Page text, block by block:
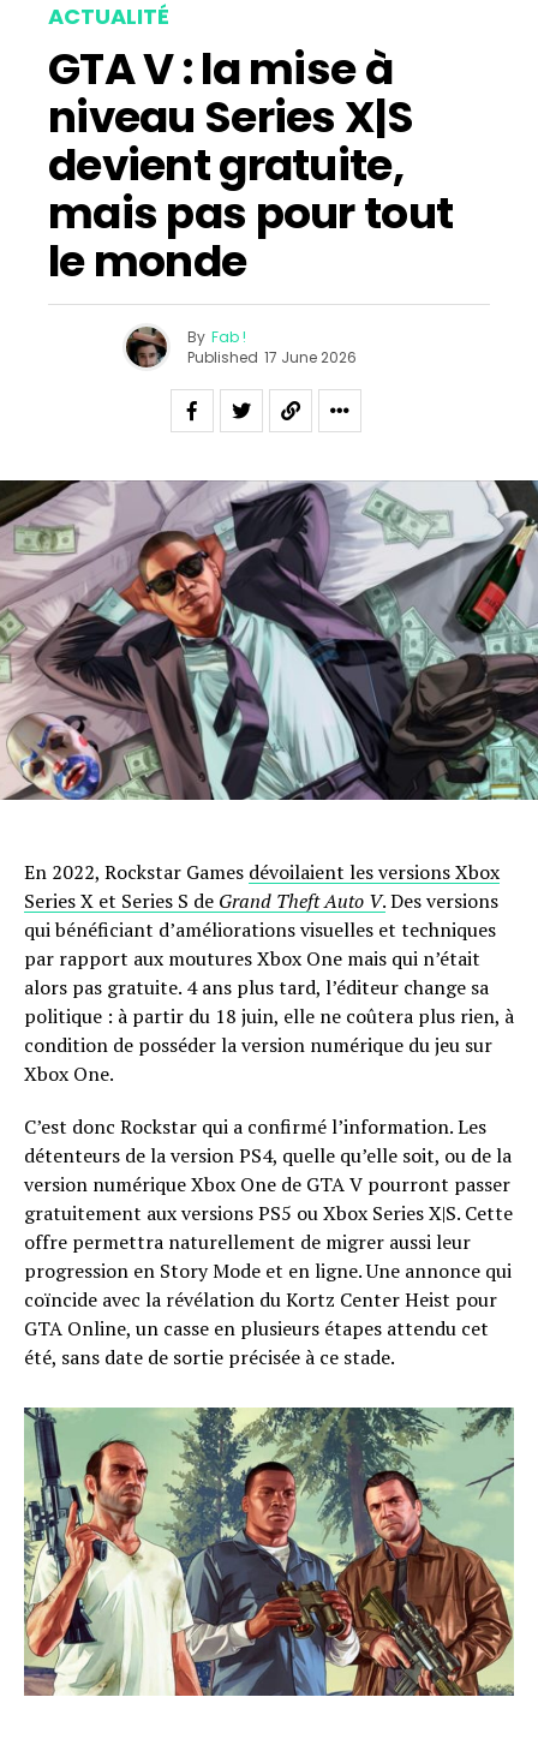
ACTUALITÉ
GTA V : la mise à
niveau Series X|S
devient gratuite,
mais pas pour tout
le monde
By Fab !
Published 17 June 2026
En 2022, Rockstar Games dévoilaient les versions Xbox
Series X et Series S de Grand Theft Auto V.Des versions
qui bénéficiant d’améliorations visuelles et techniques
par rapport aux moutures Xbox One mais qui n’était
alors pas gratuite. 4 ans plus tard, l’éditeur change sa
politique : à partir du 18 juin, elle ne coûtera plus rien, à
condition de posséder la version numérique du jeu sur
Xbox One.
C’est donc Rockstar qui a confirmé l’information. Les
détenteurs de la version PS4, quelle qu’elle soit, ou de la
version numérique Xbox One de GTA V pourront passer
gratuitement aux versions PS5 ou Xbox Series X|S. Cette
offre permettra naturellement de migrer aussi leur
progression en Story Mode et en ligne. Une annonce qui
coïncide avec la révélation du Kortz Center Heist pour
GTA Online, un casse en plusieurs étapes attendu cet
été, sans date de sortie précisée à ce stade.